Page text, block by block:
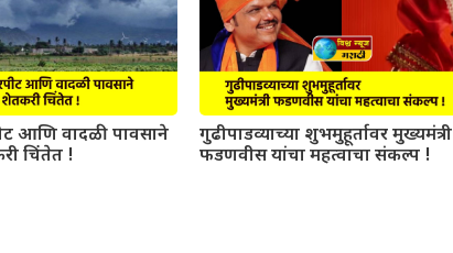
आणि वादळी पावसाने
चिंतेत !
गुढीपाडव्याच्या शुभमुहूर्तावर मुख्यमंत्री
फडणवीस यांचा महत्वाचा संकल्प !